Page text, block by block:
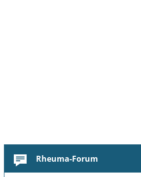
Rheuma-Forum